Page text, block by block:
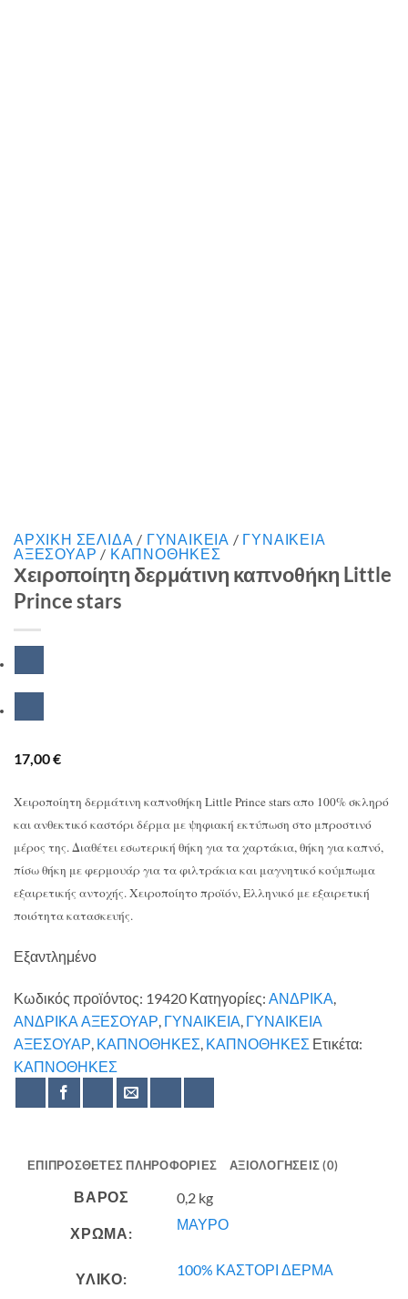
ΑΡΧΙΚΉ ΣΕΛΊΔΑ / ΓΥΝΑΙΚΕΙΑ / ΓΥΝΑΙΚΕΙΑ
ΑΞΕΣΟΥΑΡ / ΚΑΠΝΟΘΗΚΕΣ
Χειροποίητη δερμάτινη καπνοθήκη Little
Prince stars
17,00€
Χειροποίητη δερμάτινη καπνοθήκη Little Prince stars απο 100% σκληρό
και ανθεκτικό καστόρι δέρμα με ψηφιακή εκτύπωση στο μπροστινό
μέρος της. Διαθέτει εσωτερική θήκη για τα χαρτάκια, θήκη για καπνό,
πίσω θήκη με φερμουάρ για τα φιλτράκια και μαγνητικό κούμπωμα
εξαιρετικής αντοχής. Χειροποίητο προϊόν, Ελληνικό με εξαιρετική
ποιότητα κατασκευής.
Εξαντλημένο
Κωδικός προϊόντος: 19420 Κατηγορίες: ΑΝΔΡΙΚΑ
ΑΝΔΡΙΚΑ ΑΞΕΣΟΥΑΡ ΓΥΝΑΙΚΕΙΑ ΓΥΝΑΙΚΕΙΑ
ΑΞΕΣΟΥΑΡ ΚΑΠΝΟΘΗΚΕΣ ΚΑΠΝΟΘΗΚΕΣ Ετικέτα:
ΚΑΠΝΟΘΗΚΕΣ
ΕΠΙΠΡΌΣΘΕΤΕΣ ΠΛΗΡΟΦΟΡΊΕΣ ΑΞΙΟΛΟΓΉΣΕΙΣ (0)
ΒΆΡΟΣ 0,2 kg
ΧΡΩΜΑ:
ΜΑΥΡΟ
ΥΛΙΚΟ:
100% ΚΑΣΤΟΡΙ ΔΕΡΜΑ